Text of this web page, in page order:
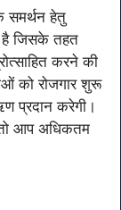
समर्थन हेतु
जिसके तहत
करने की
को रोजगार शुरू
प्रदान करेगी।
आप अधिकतम